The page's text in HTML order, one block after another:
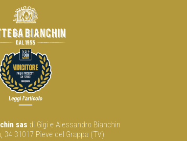
sas di Gigi e Alessandro Bianchin
34 31017 Pieve del Grappa (TV)